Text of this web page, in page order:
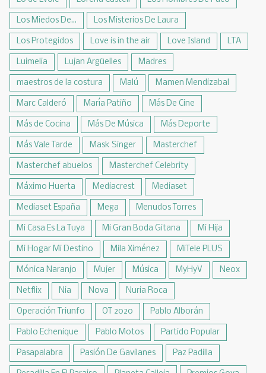
Los Miedos De... Los Misterios De Laura
Los Protegidos Love is in the air Love Island LTA
Luimelia Lujan Argüelles Madres
maestros de la costura Malú Mamen Mendizabal
Marc Calderó María Patiño Más De Cine
Más de Cocina Más De Música Más Deporte
Más Vale Tarde Mask Singer Masterchef
Masterchef abuelos Masterchef Celebrity
Máximo Huerta Mediacrest Mediaset
Mediaset España Mega Menudos Torres
Mi Casa Es La Tuya Mi Gran Boda Gitana Mi Hija
Mi Hogar Mi Destino Mila Ximénez MiTele PLUS
Mónica Naranjo Mujer Música MyHyV Neox
Netflix Nia Nova Nuria Roca
Operación Triunfo OT 2020 Pablo Alborán
Pablo Echenique Pablo Motos Partido Popular
Pasapalabra Pasión De Gavilanes Paz Padilla